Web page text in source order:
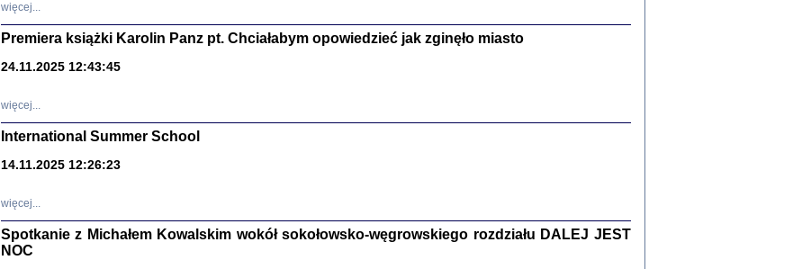
CZYTAJĄC GAZETĘ NIEMIECKĄ ...
Warszawa 2019
więcej...
Premiera książki Karolin Panz pt. Chciałabym opowiedzieć jak zginęło miasto
24.11.2025 12:43:45
więcej...
International Summer School
14.11.2025 12:26:23
więcej...
Spotkanie z Michałem Kowalskim wokół sokołowsko-węgrowskiego rozdziału DALEJ JEST
NOC